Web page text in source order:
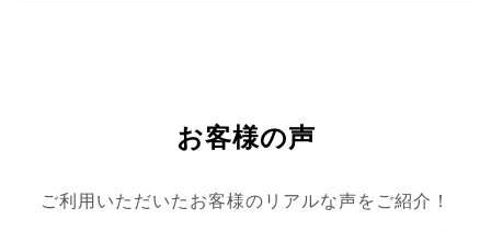
お客様の声
ご利用いただいたお客様のリアルな声をご紹介！